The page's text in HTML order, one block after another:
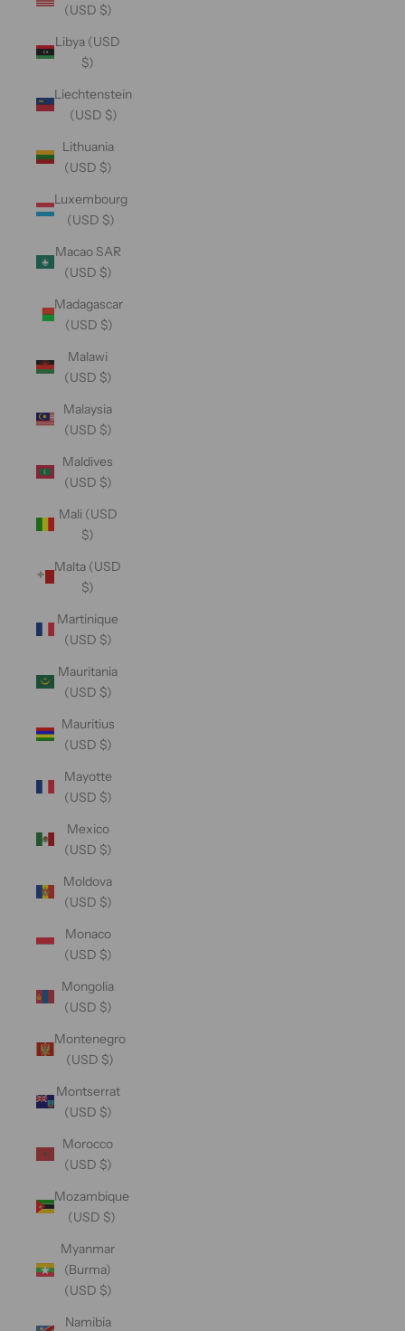
(USD $)
Libya (USD
$)
Liechtenstein
(USD $)
Lithuania
(USD $)
Luxembourg
(USD $)
Macao SAR
(USD $)
Madagascar
(USD $)
Malawi
(USD $)
Malaysia
(USD $)
Maldives
(USD $)
Mali (USD
$)
Malta (USD
$)
Martinique
(USD $)
Mauritania
(USD $)
Mauritius
(USD $)
Mayotte
(USD $)
Mexico
(USD $)
Moldova
(USD $)
Monaco
(USD $)
Mongolia
(USD $)
Montenegro
(USD $)
Montserrat
(USD $)
Morocco
(USD $)
Mozambique
(USD $)
Myanmar
(Burma)
(USD $)
Namibia